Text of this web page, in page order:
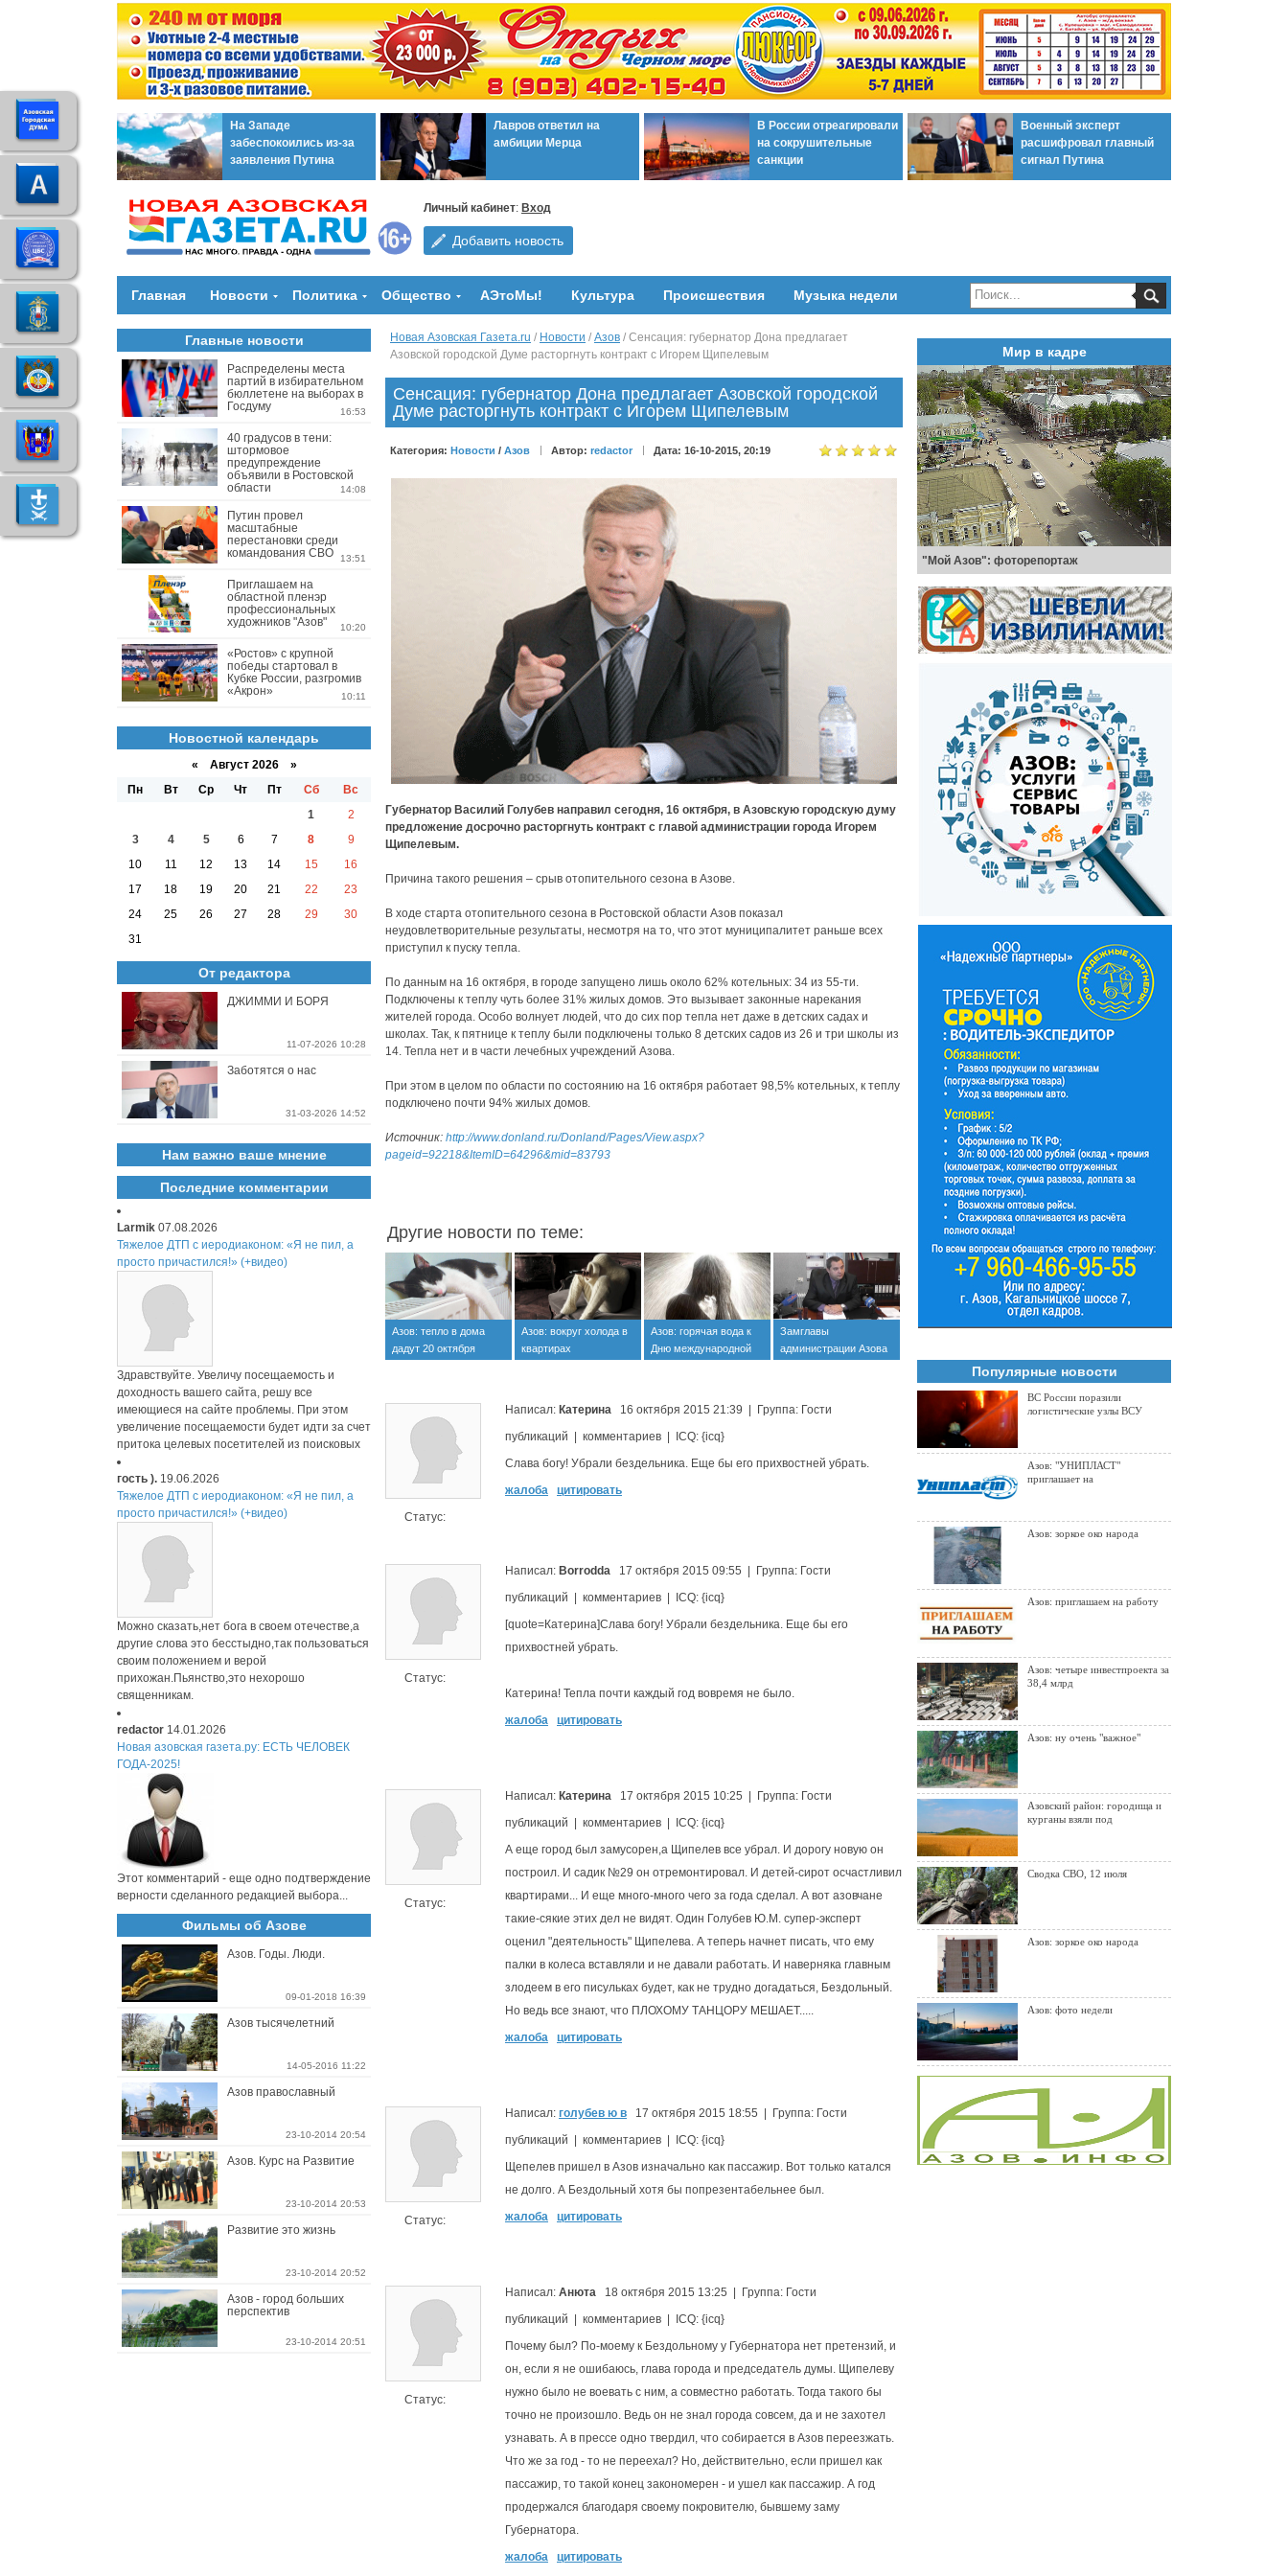
На Западе
забеспокоились из-за
заявления Путина
Лавров ответил на
амбиции Мерца
В России отреагировали
на сокрушительные
санкции
Военный эксперт
расшифровал главный
сигнал Путина
Личный кабинет: Вход
Добавить новость
Главная Новости Политика Общество АЭтоМы! Культура Происшествия Музыка недели
Новая Азовская Газета.ru / Новости / Азов / Сенсация: губернатор Дона предлагает
Азовской городской Думе расторгнуть контракт с Игорем Щипелевым
Сенсация: губернатор Дона предлагает Азовской городской
Думе расторгнуть контракт с Игорем Щипелевым
Категория: Новости / Азов Автор: redactor Дата: 16-10-2015, 20:19
Губернатор Василий Голубев направил сегодня, 16 октября, в Азовскую городскую думу
предложение досрочно расторгнуть контракт с главой администрации города Игорем
Щипелевым.
Причина такого решения – срыв отопительного сезона в Азове.
В ходе старта отопительного сезона в Ростовской области Азов показал
неудовлетворительные результаты, несмотря на то, что этот муниципалитет раньше всех
приступил к пуску тепла.
По данным на 16 октября, в городе запущено лишь около 62% котельных: 34 из 55-ти.
Подключены к теплу чуть более 31% жилых домов. Это вызывает законные нарекания
жителей города. Особо волнует людей, что до сих пор тепла нет даже в детских садах и
школах. Так, к пятнице к теплу были подключены только 8 детских садов из 26 и три школы из
14. Тепла нет и в части лечебных учреждений Азова.
При этом в целом по области по состоянию на 16 октября работает 98,5% котельных, к теплу
подключено почти 94% жилых домов.
Источник: http://www.donland.ru/Donland/Pages/View.aspx?
pageid=92218&ItemID=64296&mid=83793
Другие новости по теме:
Азов: тепло в дома
дадут 20 октября
Азов: вокруг холода в
квартирах
Азов: горячая вода к
Дню международной
Замглавы
администрации Азова
Статус:
Написал: Катерина 16 октября 2015 21:39 | Группа: Гости
публикаций | комментариев | ICQ: {icq}
Слава богу! Убрали бездельника. Еще бы его прихвостней убрать.
жалоба
цитировать
Статус:
Написал: Borrodda 17 октября 2015 09:55 | Группа: Гости
публикаций | комментариев | ICQ: {icq}
[quote=Катерина]Слава богу! Убрали бездельника. Еще бы его
прихвостней убрать.
Катерина! Тепла почти каждый год вовремя не было.
жалоба
цитировать
Статус:
Написал: Катерина 17 октября 2015 10:25 | Группа: Гости
публикаций | комментариев | ICQ: {icq}
А еще город был замусорен,а Щипелев все убрал. И дорогу новую он
построил. И садик №29 он отремонтировал. И детей-сирот осчастливил
квартирами... И еще много-много чего за года сделал. А вот азовчане
такие-сякие этих дел не видят. Один Голубев Ю.М. супер-эксперт
оценил "деятельность" Щипелева. А теперь начнет писать, что ему
палки в колеса вставляли и не давали работать. И наверняка главным
злодеем в его писульках будет, как не трудно догадаться, Бездольный.
Но ведь все знают, что ПЛОХОМУ ТАНЦОРУ МЕШАЕТ.....
жалоба
цитировать
Статус:
Написал: голубев ю в 17 октября 2015 18:55 | Группа: Гости
публикаций | комментариев | ICQ: {icq}
Щепелев пришел в Азов изначально как пассажир. Вот только катался
не долго. А Бездольный хотя бы попрезентабельнее был.
жалоба
цитировать
Статус:
Написал: Анюта 18 октября 2015 13:25 | Группа: Гости
публикаций | комментариев | ICQ: {icq}
Почему был? По-моему к Бездольному у Губернатора нет претензий, и
он, если я не ошибаюсь, глава города и председатель думы. Щипелеву
нужно было не воевать с ним, а совместно работать. Тогда такого бы
точно не произошло. Ведь он не знал города совсем, да и не захотел
узнавать. А в прессе одно твердил, что собирается в Азов переезжать.
Что же за год - то не переехал? Но, действительно, если пришел как
пассажир, то такой конец закономерен - и ушел как пассажир. А год
продержался благодаря своему покровителю, бывшему заму
Губернатора.
жалоба
цитировать
Главные новости
Распределены места
партий в избирательном
бюллетене на выборах в
Госдуму
16:53
40 градусов в тени:
штормовое
предупреждение
объявили в Ростовской
области
14:08
Путин провел
масштабные
перестановки среди
командования СВО
13:51
Приглашаем на
областной пленэр
профессиональных
художников "Азов"
10:20
«Ростов» с крупной
победы стартовал в
Кубке России, разгромив
«Акрон»
10:11
Новостной календарь
« Август 2026 »
Пн
Вт Ср Чт Пт Сб
Вс
1
2
3
4 5 6 7 8
9
10
11 12 13 14 15
16
17
18 19 20 21 22
23
24
25 26 27 28 29
30
31
От редактора
ДЖИММИ И БОРЯ
11-07-2026 10:28
Заботятся о нас
31-03-2026 14:52
Нам важно ваше мнение
Последние комментарии
Larmik 07.08.2026
Тяжелое ДТП с иеродиаконом: «Я не пил, а
просто причастился!» (+видео)
Здравствуйте. Увеличу посещаемость и
доходность вашего сайта, решу все
имеющиеся на сайте проблемы. При этом
увеличение посещаемости будет идти за счет
притока целевых посетителей из поисковых
гость ). 19.06.2026
Тяжелое ДТП с иеродиаконом: «Я не пил, а
просто причастился!» (+видео)
Можно сказать,нет бога в своем отечестве,а
другие слова это бесстыдно,так пользоваться
своим положением и верой
прихожан.Пьянство,это нехорошо
священникам.
redactor 14.01.2026
Новая азовская газета.ру: ЕСТЬ ЧЕЛОВЕК
ГОДА-2025!
Этот комментарий - еще одно подтверждение
верности сделанного редакцией выбора...
Фильмы об Азове
Азов. Годы. Люди.
09-01-2018 16:39
Азов тысячелетний
14-05-2016 11:22
Азов православный
23-10-2014 20:54
Азов. Курс на Развитие
23-10-2014 20:53
Развитие это жизнь
23-10-2014 20:52
Азов - город больших
перспектив
23-10-2014 20:51
Мир в кадре
"Мой Азов": фоторепортаж
Популярные новости
ВС России поразили
логистические узлы ВСУ
Азов: "УНИПЛАСТ"
приглашает на
Азов: зоркое око народа
Азов: приглашаем на работу
Азов: четыре инвестпроекта за
38,4 млрд
Азов: ну очень "важное"
Азовский район: городища и
курганы взяли под
Сводка СВО, 12 июля
Азов: зоркое око народа
Азов: фото недели